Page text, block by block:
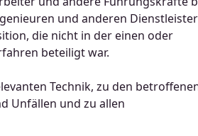
und anderen
die nicht in der einen oder
beteiligt war.
Technik, zu den
Unfällen und zu allen